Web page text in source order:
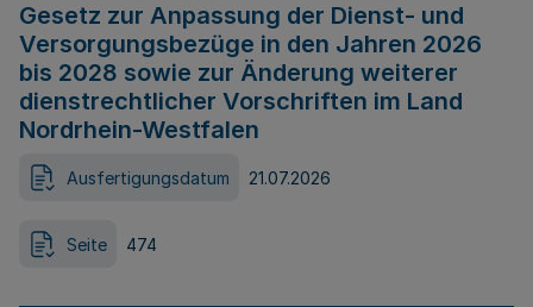
Gesetz zur Anpassung der Dienst- und
Versorgungsbezüge in den Jahren 2026
bis 2028 sowie zur Änderung weiterer
dienstrechtlicher Vorschriften im Land
Nordrhein-Westfalen
Ausfertigungsdatum 21.07.2026
Seite 474